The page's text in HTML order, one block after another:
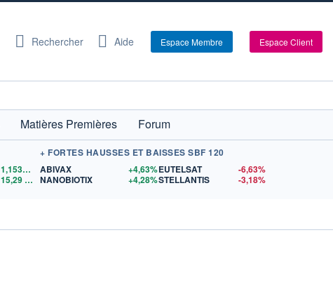
Rechercher Aide Espace Membre Espace Client
Matières Premières
Forum
1,1530$US
15,29$US
+ FORTES HAUSSES ET BAISSES SBF 120
ABIVAX
+4,63%
NANOBIOTIX
+4,28%
EUTELSAT
-6,63%
STELLANTIS
-3,18%